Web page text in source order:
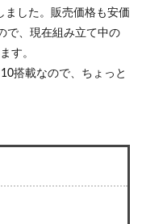
ました。販売価格も安価
で、現在組み立て中の
す。
搭載なので、ちょっと